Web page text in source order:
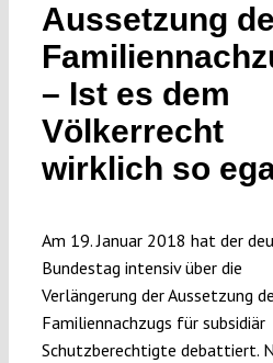
Verfassungs
editorial
Aussetzung
– Ist es dem
Völkerrecht
wirklich so
Am 19. Januar 2018 hat der
Bundestag intensiv über die
Verlängerung der Aussetzung
Familiennachzugs für subsidiär
Schutzberechtigte debattiert.